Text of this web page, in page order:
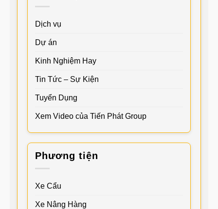
Dịch vụ
Dự án
Kinh Nghiệm Hay
Tin Tức – Sự Kiện
Tuyển Dụng
Xem Video của Tiến Phát Group
Phương tiện
Xe Cẩu
Xe Nâng Hàng